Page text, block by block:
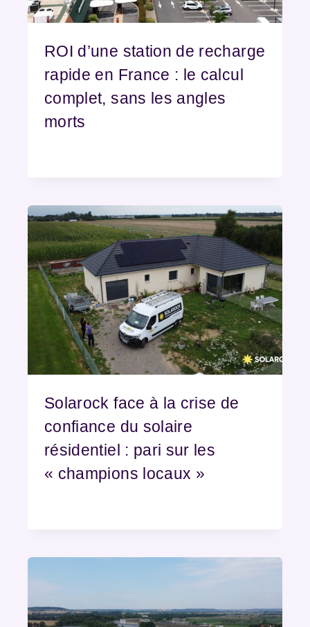
ROI d’une station de recharge
rapide en France : le calcul
complet, sans les angles
morts
Solarock face à la crise de
confiance du solaire
résidentiel : pari sur les
« champions locaux »